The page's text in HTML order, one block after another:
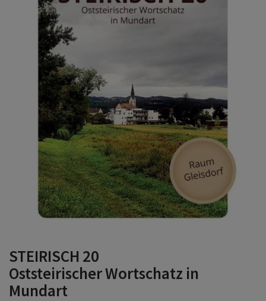
STEIRISCH 20
Oststeirischer Wortschatz in
Mundart